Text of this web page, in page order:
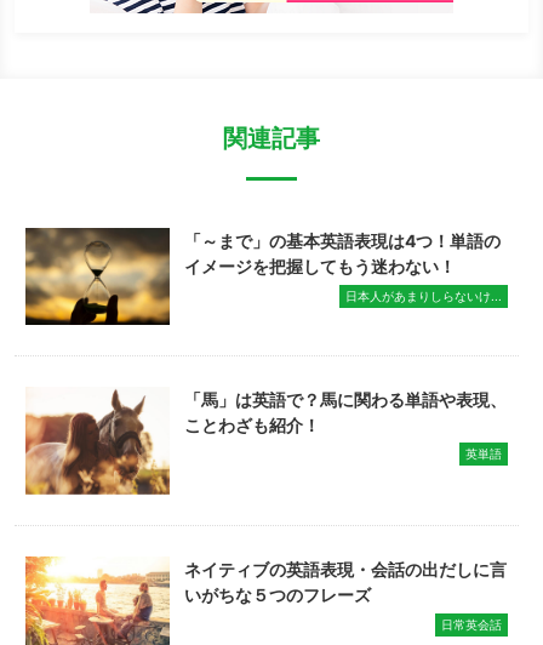
関連記事
「～まで」の基本英語表現は4つ！単語の
イメージを把握してもう迷わない！
日本人があまりしらないけ...
「馬」は英語で？馬に関わる単語や表現、
ことわざも紹介！
英単語
ネイティブの英語表現・会話の出だしに言
いがちな５つのフレーズ
日常英会話